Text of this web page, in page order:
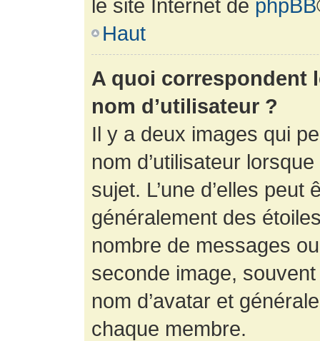
le site Internet de phpBB
Haut
A quoi correspondent
nom d’utilisateur ?
Il y a deux images qui
nom d’utilisateur
sujet. L’une d’elles
généralement des
nombre de messages
seconde image,
nom d’avatar et
chaque membre.